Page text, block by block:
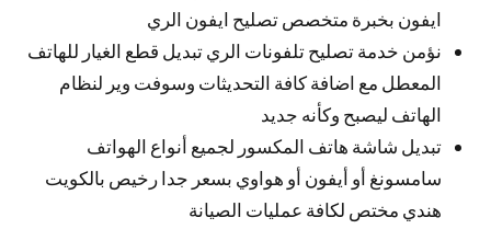
ايفون بخبرة متخصص تصليح ايفون الري
نؤمن خدمة تصليح تلفونات الري تبديل قطع الغيار للهاتف
المعطل مع اضافة كافة التحديثات وسوفت وير لنظام
الهاتف ليصبح وكأنه جديد
تبديل شاشة هاتف المكسور لجميع أنواع الهواتف
سامسونغ أو أيفون أو هواوي بسعر جدا رخيص بالكويت
هندي مختص لكافة عمليات الصيانة